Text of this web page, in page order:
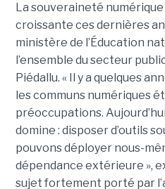
La souveraineté
croissante ces dernières
ministère de l’Éducation
l’ensemble du secteur
Piédallu. « Il y a quelques
les communs numériques
préoccupations.
domine : disposer d’outils
pouvons déployer nous-
dépendance extérieure »,
sujet fortement porté par